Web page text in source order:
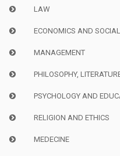
LAW
ECONOMICS AND
MANAGEMENT
PHILOSOPHY,
PSYCHOLOGY AND
RELIGION AND ETHICS
MEDECINE